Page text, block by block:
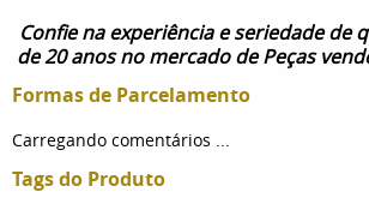
Confie na experiência e seriedade de
de 20 anos no mercado de Peças
Formas de Parcelamento
Carregando comentários ...
Tags do Produto